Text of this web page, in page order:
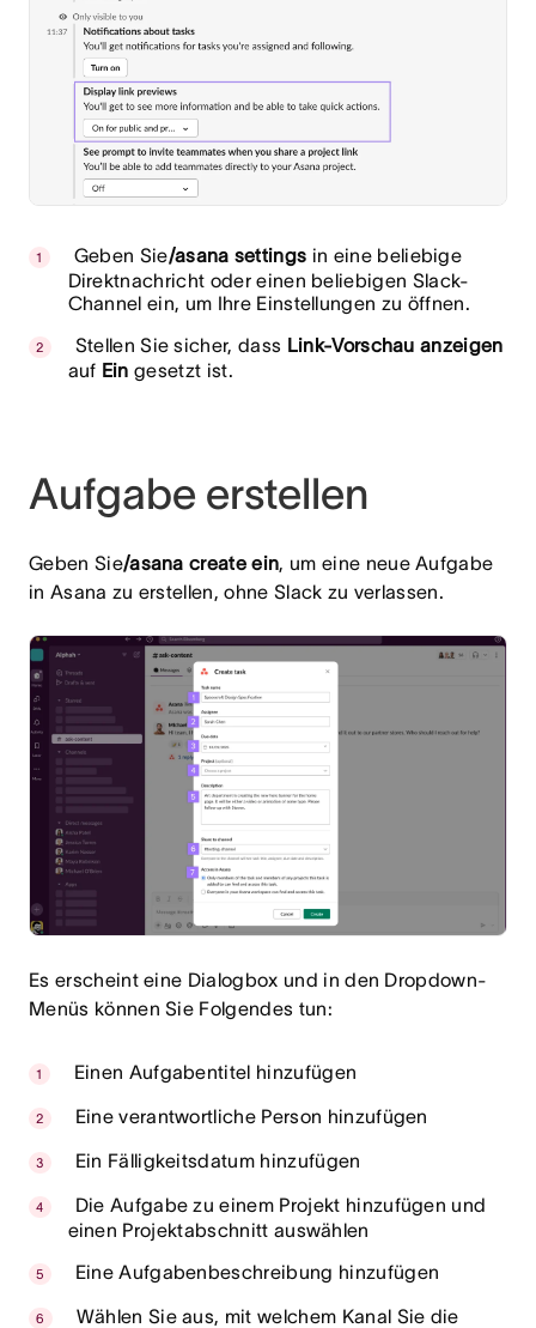
Geben Sie/asana settings in eine beliebige
Direktnachricht oder einen beliebigen Slack-
Channel ein, um Ihre Einstellungen zu öffnen.
Stellen Sie sicher, dass Link-Vorschau anzeigen
auf Ein gesetzt ist.
Aufgabe erstellen
Geben Sie/asana create ein, um eine neue Aufgabe
in Asana zu erstellen, ohne Slack zu verlassen.
Es erscheint eine Dialogbox und in den Dropdown-
Menüs können Sie Folgendes tun:
Einen Aufgabentitel hinzufügen
Eine verantwortliche Person hinzufügen
Ein Fälligkeitsdatum hinzufügen
Die Aufgabe zu einem Projekt hinzufügen und
einen Projektabschnitt auswählen
Eine Aufgabenbeschreibung hinzufügen
Wählen Sie aus, mit welchem Kanal Sie die